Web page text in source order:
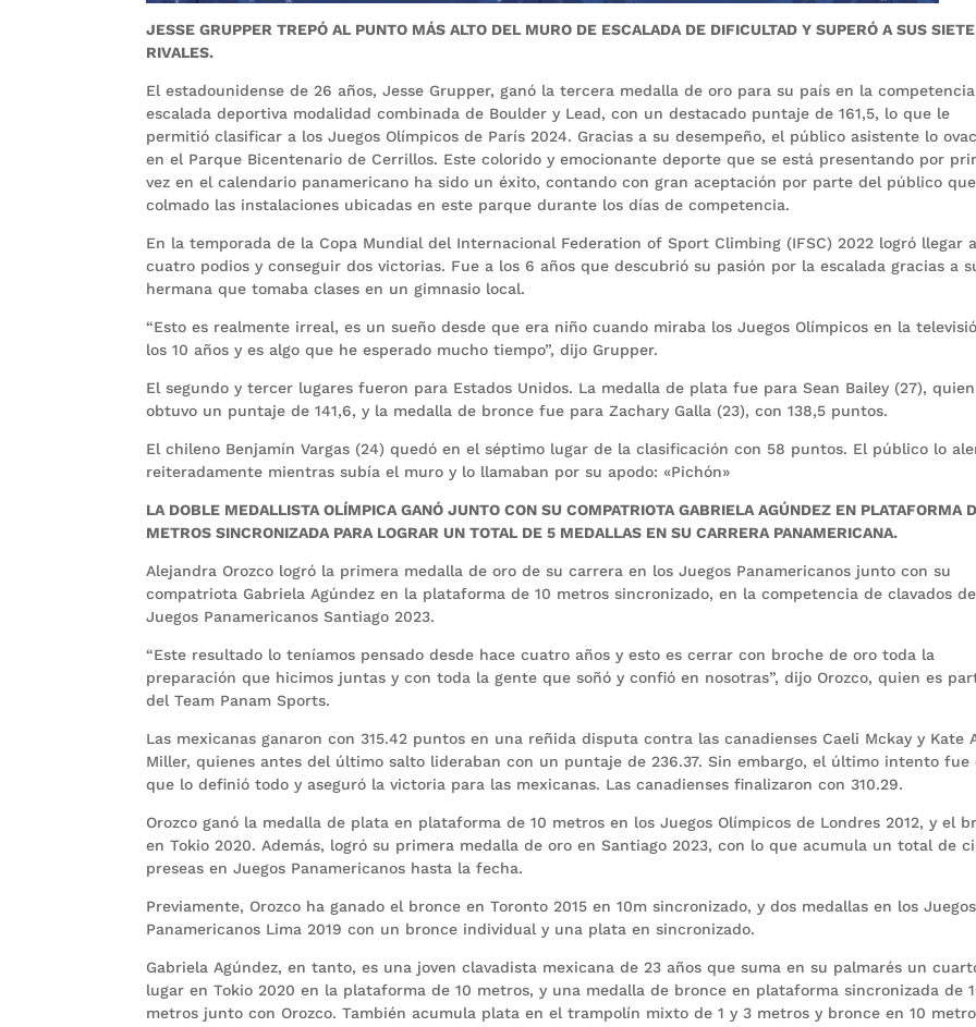
JESSE GRUPPER TREPÓ AL PUNTO MÁS ALTO DEL MURO DE ESCALADA DE DIFICULTAD Y SUPERÓ A SUS SIETE
RIVALES.
El estadounidense de 26 años, Jesse Grupper, ganó la tercera medalla de oro para su país en la
escalada deportiva modalidad combinada de Boulder y Lead, con un destacado puntaje de 161,5, lo que le
permitió clasificar a los Juegos Olímpicos de París 2024. Gracias a su desempeño, el público asistente lo
en el Parque Bicentenario de Cerrillos. Este colorido y emocionante deporte que se está presentando por
vez en el calendario panamericano ha sido un éxito, contando con gran aceptación por parte del público
colmado las instalaciones ubicadas en este parque durante los días de competencia.
En la temporada de la Copa Mundial del Internacional Federation of Sport Climbing (IFSC) 2022 logró llegar a
cuatro podios y conseguir dos victorias. Fue a los 6 años que descubrió su pasión por la escalada gracias a
hermana que tomaba clases en un gimnasio local.
“Esto es realmente irreal, es un sueño desde que era niño cuando miraba los Juegos Olímpicos en la
los 10 años y es algo que he esperado mucho tiempo”, dijo Grupper.
El segundo y tercer lugares fueron para Estados Unidos. La medalla de plata fue para Sean Bailey (27), quien
obtuvo un puntaje de 141,6, y la medalla de bronce fue para Zachary Galla (23), con 138,5 puntos.
El chileno Benjamín Vargas (24) quedó en el séptimo lugar de la clasificación con 58 puntos. El público lo
reiteradamente mientras subía el muro y lo llamaban por su apodo: «Pichón»
LA DOBLE MEDALLISTA OLÍMPICA GANÓ JUNTO CON SU COMPATRIOTA GABRIELA AGÚNDEZ EN PLATAFORMA
METROS SINCRONIZADA PARA LOGRAR UN TOTAL DE 5 MEDALLAS EN SU CARRERA PANAMERICANA.
Alejandra Orozco logró la primera medalla de oro de su carrera en los Juegos Panamericanos junto con su
compatriota Gabriela Agúndez en la plataforma de 10 metros sincronizado, en la competencia de clavados
Juegos Panamericanos Santiago 2023.
“Este resultado lo teníamos pensado desde hace cuatro años y esto es cerrar con broche de oro toda la
preparación que hicimos juntas y con toda la gente que soñó y confió en nosotras”, dijo Orozco, quien es
del Team Panam Sports.
Las mexicanas ganaron con 315.42 puntos en una reñida disputa contra las canadienses Caeli Mckay y Kate
Miller, quienes antes del último salto lideraban con un puntaje de 236.37. Sin embargo, el último intento fue
que lo definió todo y aseguró la victoria para las mexicanas. Las canadienses finalizaron con 310.29.
Orozco ganó la medalla de plata en plataforma de 10 metros en los Juegos Olímpicos de Londres 2012, y el
en Tokio 2020. Además, logró su primera medalla de oro en Santiago 2023, con lo que acumula un total de
preseas en Juegos Panamericanos hasta la fecha.
Previamente, Orozco ha ganado el bronce en Toronto 2015 en 10m sincronizado, y dos medallas en los Juegos
Panamericanos Lima 2019 con un bronce individual y una plata en sincronizado.
Gabriela Agúndez, en tanto, es una joven clavadista mexicana de 23 años que suma en su palmarés un
lugar en Tokio 2020 en la plataforma de 10 metros, y una medalla de bronce en plataforma sincronizada de
metros junto con Orozco. También acumula plata en el trampolín mixto de 1 y 3 metros y bronce en 10